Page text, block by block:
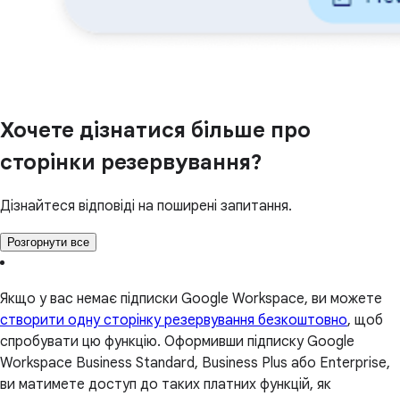
Хочете дізнатися більше про
сторінки резервування?
Дізнайтеся відповіді на поширені запитання.
Розгорнути все
Якщо у вас немає підписки Google Workspace, ви можете
створити одну сторінку резервування безкоштовно, щоб
спробувати цю функцію. Оформивши підписку Google
Workspace Business Standard, Business Plus або Enterprise,
ви матимете доступ до таких платних функцій, як